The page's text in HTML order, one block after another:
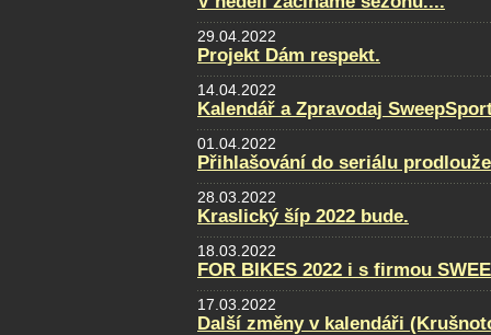
29.04.2022
Projekt Dám respekt.
14.04.2022
Kalendář a Zpravodaj
01.04.2022
Přihlašování do seriálu
28.03.2022
Kraslický šíp 2022 bude.
18.03.2022
FOR BIKES 2022 i s firmou
17.03.2022
Další změny v kalendáři